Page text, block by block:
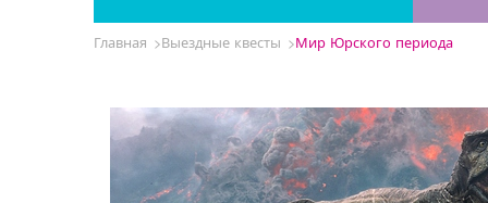
Главная Выездные квесты Мир Юрского периода